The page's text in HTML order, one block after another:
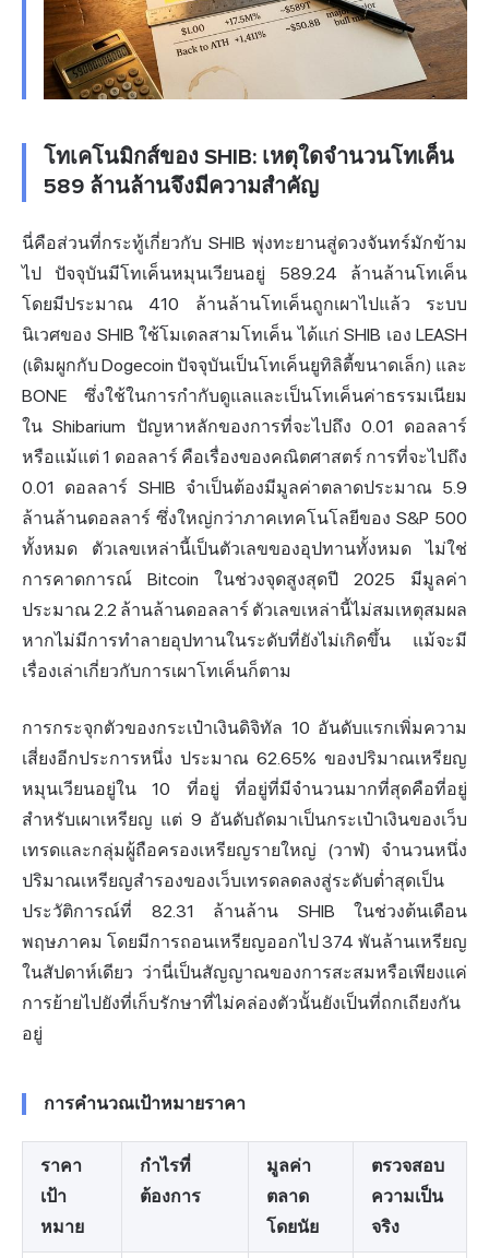
โทเคโนมิกส์ของ SHIB: เหตุใดจำนวนโทเค็น
589 ล้านล้านจึงมีความสำคัญ
นี่คือส่วนที่กระทู้เกี่ยวกับ SHIB พุ่งทะยานสู่ดวงจันทร์มักข้าม
ไป ปัจจุบันมีโทเค็นหมุนเวียนอยู่ 589.24 ล้านล้านโทเค็น
โดยมีประมาณ 410 ล้านล้านโทเค็นถูกเผาไปแล้ว ระบบ
นิเวศของ SHIB ใช้โมเดลสามโทเค็น ได้แก่ SHIB เอง LEASH
(เดิมผูกกับ Dogecoin ปัจจุบันเป็นโทเค็นยูทิลิตี้ขนาดเล็ก) และ
BONE ซึ่งใช้ในการกำกับดูแลและเป็นโทเค็นค่าธรรมเนียม
ใน Shibarium ปัญหาหลักของการที่จะไปถึง 0.01 ดอลลาร์
หรือแม้แต่ 1 ดอลลาร์ คือเรื่องของคณิตศาสตร์ การที่จะไปถึง
0.01 ดอลลาร์ SHIB จำเป็นต้องมีมูลค่าตลาดประมาณ 5.9
ล้านล้านดอลลาร์ ซึ่งใหญ่กว่าภาคเทคโนโลยีของ S&P 500
ทั้งหมด ตัวเลขเหล่านี้เป็นตัวเลขของอุปทานทั้งหมด ไม่ใช่
การคาดการณ์ Bitcoin ในช่วงจุดสูงสุดปี 2025 มีมูลค่า
ประมาณ 2.2 ล้านล้านดอลลาร์ ตัวเลขเหล่านี้ไม่สมเหตุสมผล
หากไม่มีการทำลายอุปทานในระดับที่ยังไม่เกิดขึ้น แม้จะมี
เรื่องเล่าเกี่ยวกับการเผาโทเค็นก็ตาม
การกระจุกตัวของกระเป๋าเงินดิจิทัล 10 อันดับแรกเพิ่มความ
เสี่ยงอีกประการหนึ่ง ประมาณ 62.65% ของปริมาณเหรียญ
หมุนเวียนอยู่ใน 10 ที่อยู่ ที่อยู่ที่มีจำนวนมากที่สุดคือที่อยู่
สำหรับเผาเหรียญ แต่ 9 อันดับถัดมาเป็นกระเป๋าเงินของเว็บ
เทรดและกลุ่มผู้ถือครองเหรียญรายใหญ่ (วาฬ) จำนวนหนึ่ง
ปริมาณเหรียญสำรองของเว็บเทรดลดลงสู่ระดับต่ำสุดเป็น
ประวัติการณ์ที่ 82.31 ล้านล้าน SHIB ในช่วงต้นเดือน
พฤษภาคม โดยมีการถอนเหรียญออกไป 374 พันล้านเหรียญ
ในสัปดาห์เดียว ว่านี่เป็นสัญญาณของการสะสมหรือเพียงแค่
การย้ายไปยังที่เก็บรักษาที่ไม่คล่องตัวนั้นยังเป็นที่ถกเถียงกัน
อยู่
การคำนวณเป้าหมายราคา
ราคา
เป้า
หมาย
กำไรที่
ต้องการ
มูลค่า
ตลาด
โดยนัย
ตรวจสอบ
ความเป็น
จริง